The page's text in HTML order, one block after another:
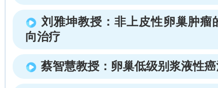
刘雅坤教授：非上皮性卵巢肿瘤
向治疗
蔡智慧教授：卵巢低级别浆液性